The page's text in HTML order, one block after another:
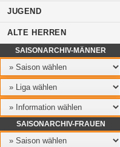
JUGEND
ALTE HERREN
SAISONARCHIV-MÄNNER
SAISONARCHIV-FRAUEN